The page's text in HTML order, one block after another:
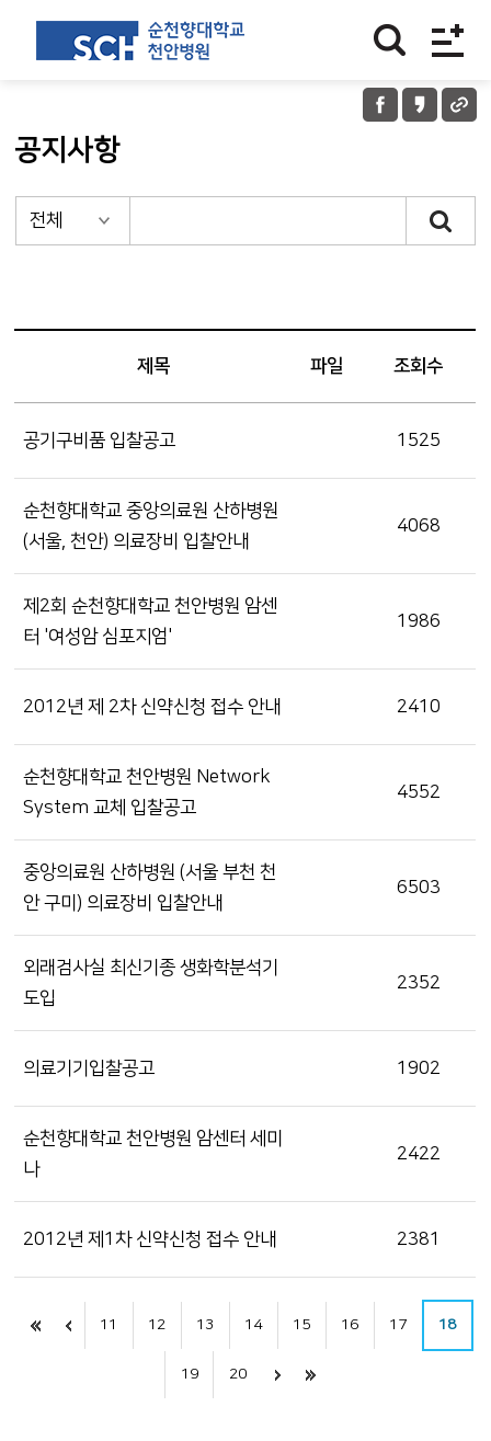
공지사항
제목 파일 조회수
공기구비품 입찰공고 1525
순천향대학교 중앙의료원 산하병원
(서울, 천안) 의료장비 입찰안내
4068
제2회 순천향대학교 천안병원 암센
터 '여성암 심포지엄'
1986
2012년 제 2차 신약신청 접수 안내 2410
순천향대학교 천안병원 Network
System 교체 입찰공고
4552
중앙의료원 산하병원 (서울 부천 천
안 구미) 의료장비 입찰안내
6503
외래검사실 최신기종 생화학분석기
도입
2352
의료기기입찰공고 1902
순천향대학교 천안병원 암센터 세미
나
2422
2012년 제1차 신약신청 접수 안내 2381
11 12 13 14 15 16 17 18
19 20